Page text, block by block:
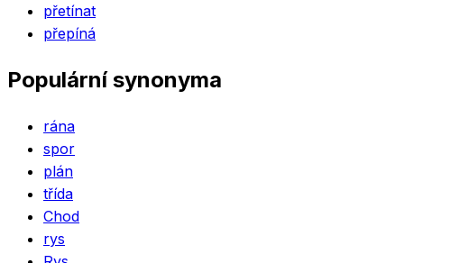
přetínat
přepíná
Populární synonyma
rána
spor
plán
třída
Chod
rys